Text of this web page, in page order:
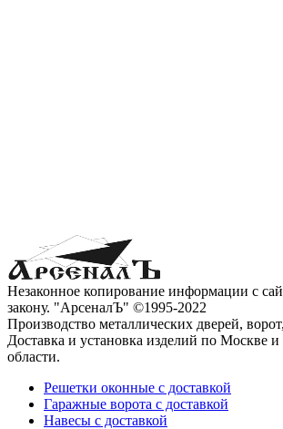
Незаконное копирование информации с
закону. "АрсеналЪ" ©1995-2022
Производство металлических дверей,
Доставка и установка изделий по Москве
области.
Решетки оконные с доставкой
Гаражные ворота с доставкой
Навесы с доставкой